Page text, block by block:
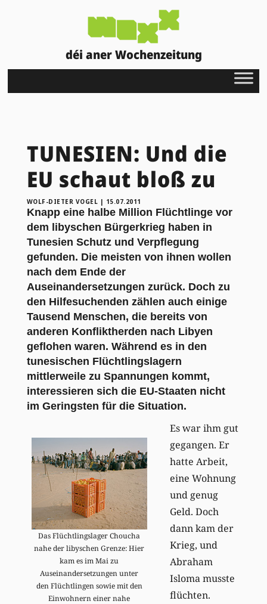
déi aner Wochenzeitung
TUNESIEN: Und die
EU schaut bloß zu
WOLF-DIETER VOGEL | 15.07.2011
Knapp eine halbe Million Flüchtlinge vor
dem libyschen Bürgerkrieg haben in
Tunesien Schutz und Verpflegung
gefunden. Die meisten von ihnen wollen
nach dem Ende der
Auseinandersetzungen zurück. Doch zu
den Hilfesuchenden zählen auch einige
Tausend Menschen, die bereits von
anderen Konfliktherden nach Libyen
geflohen waren. Während es in den
tunesischen Flüchtlingslagern
mittlerweile zu Spannungen kommt,
interessieren sich die EU-Staaten nicht
im Geringsten für die Situation.
Das Flüchtlingslager Choucha
nahe der libyschen Grenze: Hier
kam es im Mai zu
Auseinandersetzungen unter
den Flüchtlingen sowie mit den
Einwohnern einer nahe
Es war ihm gut
gegangen. Er
hatte Arbeit,
eine Wohnung
und genug
Geld. Doch
dann kam der
Krieg, und
Abraham
Isloma musste
flüchten.